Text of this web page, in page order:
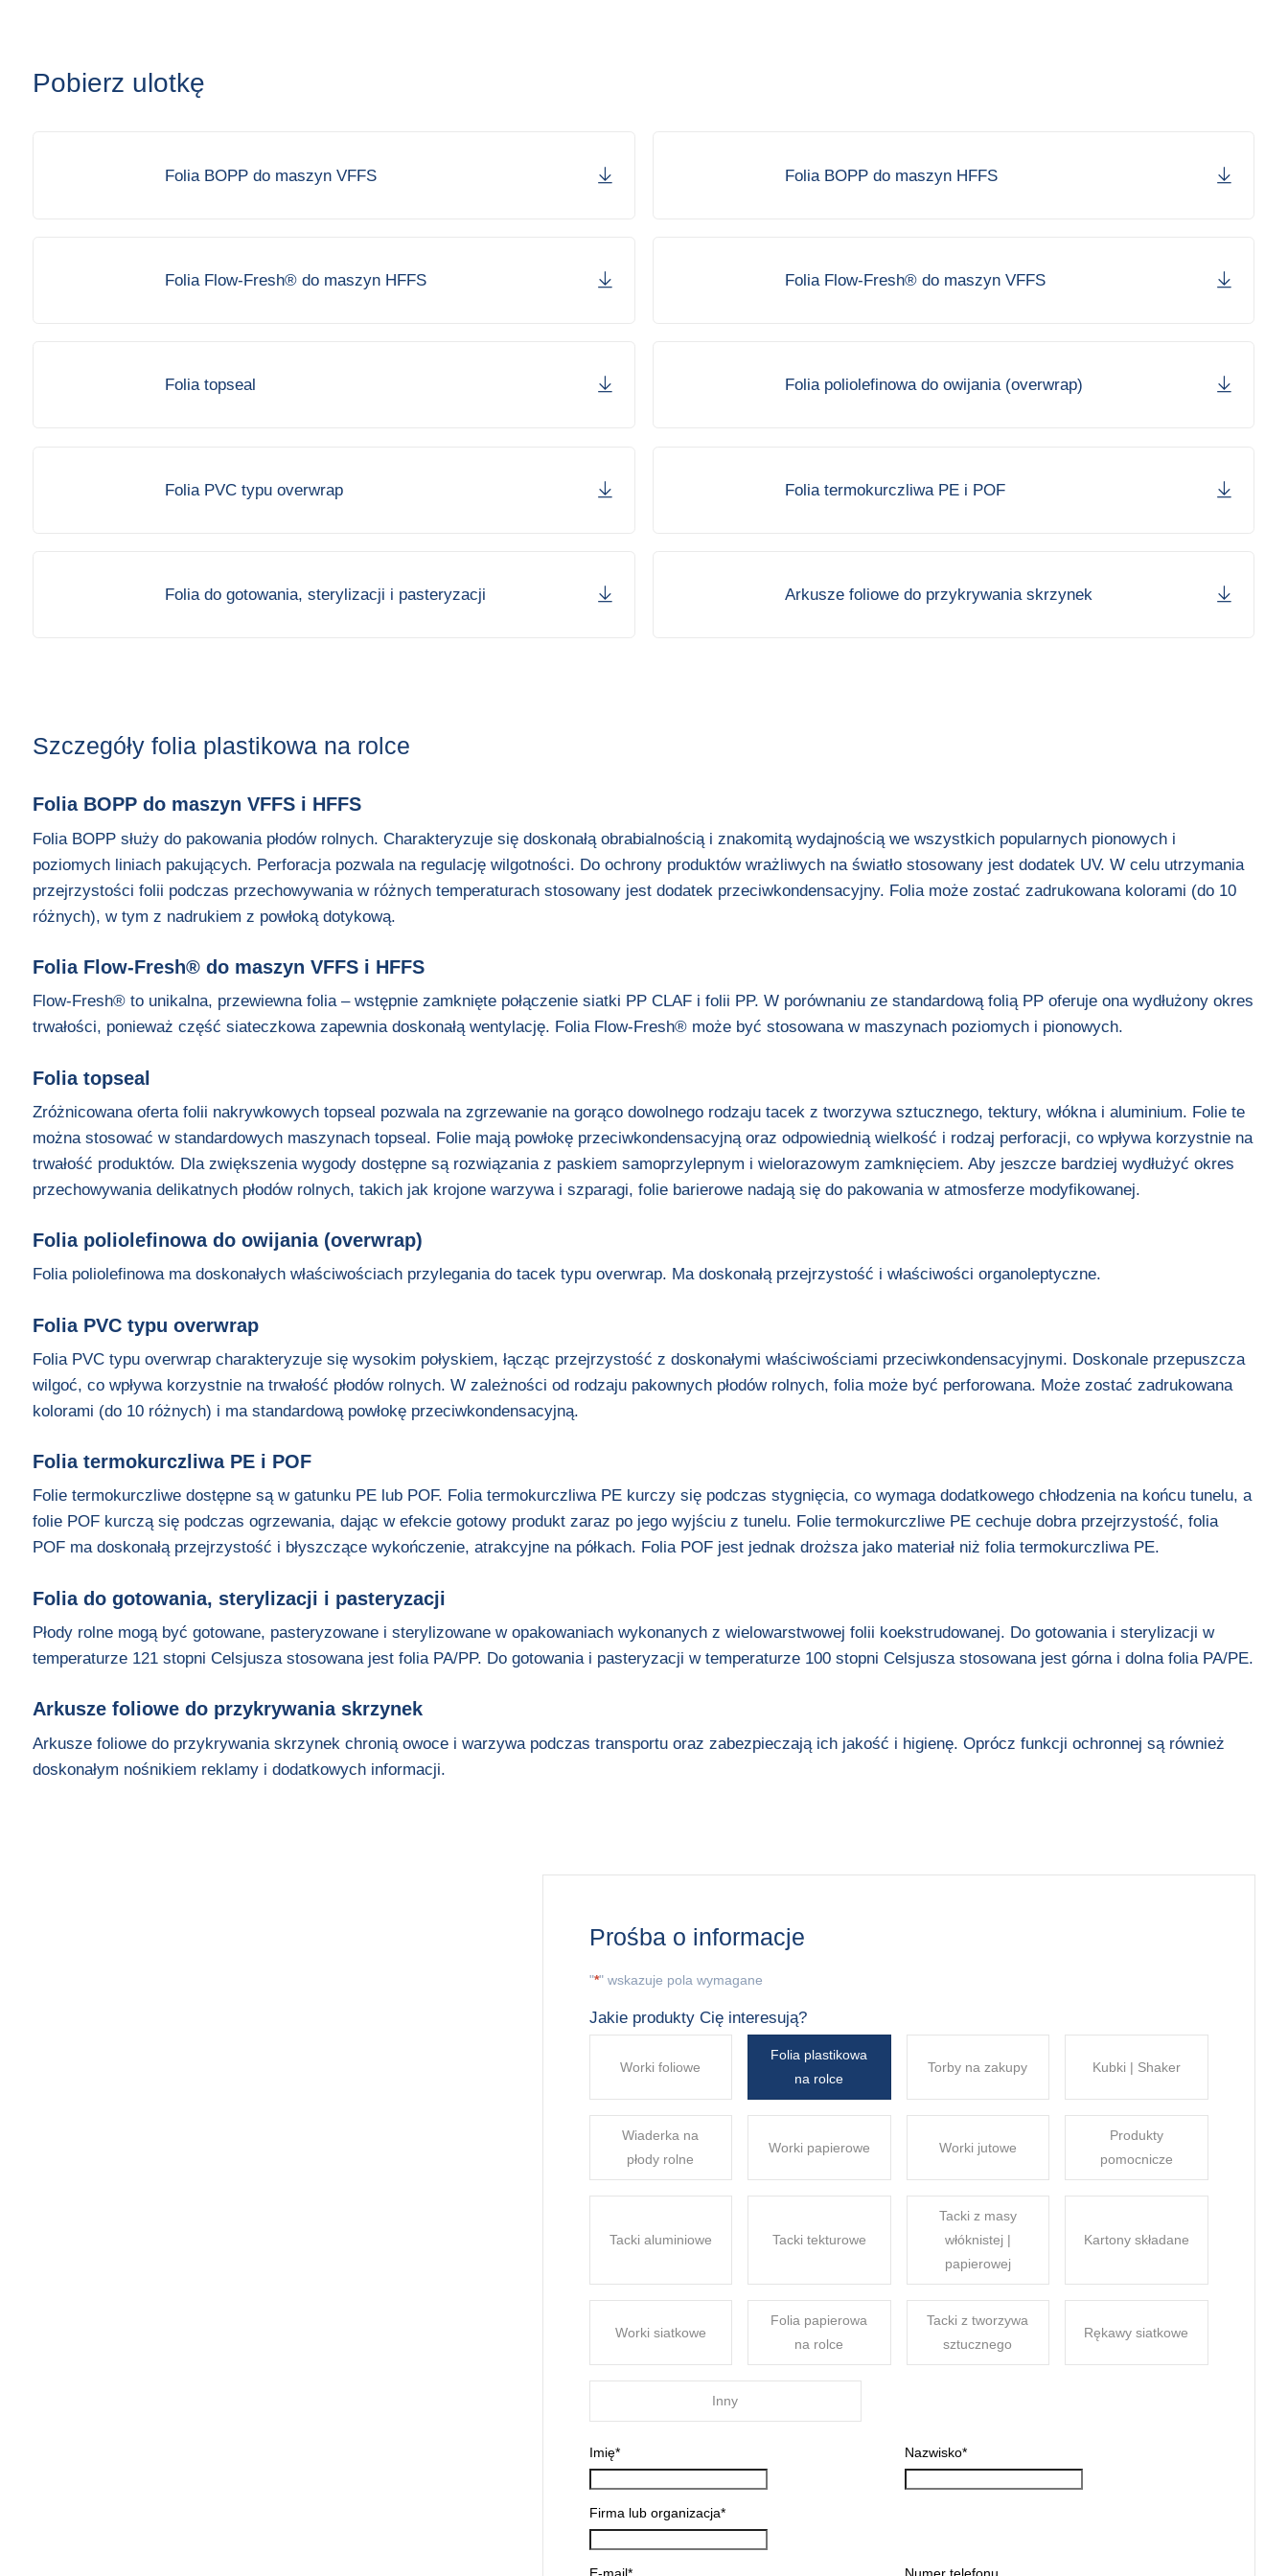
Pobierz ulotkę
Folia BOPP do maszyn VFFS Folia BOPP do maszyn HFFS
Folia Flow-Fresh® do maszyn HFFS Folia Flow-Fresh® do maszyn VFFS
Folia topseal Folia poliolefinowa do owijania (overwrap)
Folia PVC typu overwrap Folia termokurczliwa PE i POF
Folia do gotowania, sterylizacji i pasteryzacji Arkusze foliowe do przykrywania skrzynek
Szczegóły folia plastikowa na rolce
Folia BOPP do maszyn VFFS i HFFS
Folia BOPP służy do pakowania płodów rolnych. Charakteryzuje się doskonałą obrabialnością i znakomitą wydajnością we wszystkich popularnych pionowych i
poziomych liniach pakujących. Perforacja pozwala na regulację wilgotności. Do ochrony produktów wrażliwych na światło stosowany jest dodatek UV. W celu utrzymania
przejrzystości folii podczas przechowywania w różnych temperaturach stosowany jest dodatek przeciwkondensacyjny. Folia może zostać zadrukowana kolorami (do 10
różnych), w tym z nadrukiem z powłoką dotykową.
Folia Flow-Fresh® do maszyn VFFS i HFFS
Flow-Fresh® to unikalna, przewiewna folia – wstępnie zamknięte połączenie siatki PP CLAF i folii PP. W porównaniu ze standardową folią PP oferuje ona wydłużony okres
trwałości, ponieważ część siateczkowa zapewnia doskonałą wentylację. Folia Flow-Fresh® może być stosowana w maszynach poziomych i pionowych.
Folia topseal
Zróżnicowana oferta folii nakrywkowych topseal pozwala na zgrzewanie na gorąco dowolnego rodzaju tacek z tworzywa sztucznego, tektury, włókna i aluminium. Folie te
można stosować w standardowych maszynach topseal. Folie mają powłokę przeciwkondensacyjną oraz odpowiednią wielkość i rodzaj perforacji, co wpływa korzystnie na
trwałość produktów. Dla zwiększenia wygody dostępne są rozwiązania z paskiem samoprzylepnym i wielorazowym zamknięciem. Aby jeszcze bardziej wydłużyć okres
przechowywania delikatnych płodów rolnych, takich jak krojone warzywa i szparagi, folie barierowe nadają się do pakowania w atmosferze modyfikowanej.
Folia poliolefinowa do owijania (overwrap)
Folia poliolefinowa ma doskonałych właściwościach przylegania do tacek typu overwrap. Ma doskonałą przejrzystość i właściwości organoleptyczne.
Folia PVC typu overwrap
Folia PVC typu overwrap charakteryzuje się wysokim połyskiem, łącząc przejrzystość z doskonałymi właściwościami przeciwkondensacyjnymi. Doskonale przepuszcza
wilgoć, co wpływa korzystnie na trwałość płodów rolnych. W zależności od rodzaju pakownych płodów rolnych, folia może być perforowana. Może zostać zadrukowana
kolorami (do 10 różnych) i ma standardową powłokę przeciwkondensacyjną.
Folia termokurczliwa PE i POF
Folie termokurczliwe dostępne są w gatunku PE lub POF. Folia termokurczliwa PE kurczy się podczas stygnięcia, co wymaga dodatkowego chłodzenia na końcu tunelu, a
folie POF kurczą się podczas ogrzewania, dając w efekcie gotowy produkt zaraz po jego wyjściu z tunelu. Folie termokurczliwe PE cechuje dobra przejrzystość, folia
POF ma doskonałą przejrzystość i błyszczące wykończenie, atrakcyjne na półkach. Folia POF jest jednak droższa jako materiał niż folia termokurczliwa PE.
Folia do gotowania, sterylizacji i pasteryzacji
Płody rolne mogą być gotowane, pasteryzowane i sterylizowane w opakowaniach wykonanych z wielowarstwowej folii koekstrudowanej. Do gotowania i sterylizacji w
temperaturze 121 stopni Celsjusza stosowana jest folia PA/PP. Do gotowania i pasteryzacji w temperaturze 100 stopni Celsjusza stosowana jest górna i dolna folia PA/PE.
Arkusze foliowe do przykrywania skrzynek
Arkusze foliowe do przykrywania skrzynek chronią owoce i warzywa podczas transportu oraz zabezpieczają ich jakość i higienę. Oprócz funkcji ochronnej są również
doskonałym nośnikiem reklamy i dodatkowych informacji.
Prośba o informacje
"*" wskazuje pola wymagane
Jakie produkty Cię interesują?
Worki foliowe
Folia plastikowa
na rolce
Torby na zakupy Kubki | Shaker
Wiaderka na
płody rolne
Worki papierowe Worki jutowe
Produkty
pomocnicze
Tacki aluminiowe Tacki tekturowe
Tacki z masy
włóknistej |
papierowej
Kartony składane
Worki siatkowe
Folia papierowa
na rolce
Tacki z tworzywa
sztucznego
Rękawy siatkowe
Inny
Imię* Nazwisko*
Firma lub organizacja*